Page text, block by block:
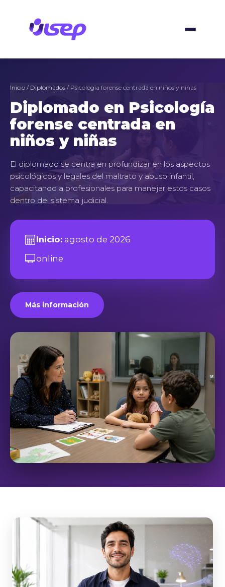
contenido
Inicio / Diplomados / Psicología forense centrada en niños y niñas
Diplomado en Psicología
forense centrada en
niños y niñas
El diplomado se centra en profundizar en los aspectos
psicológicos y legales del maltrato y abuso infantil,
capacitando a profesionales para manejar estos casos
dentro del sistema judicial.
Inicio: agosto de 2026
online
Más información